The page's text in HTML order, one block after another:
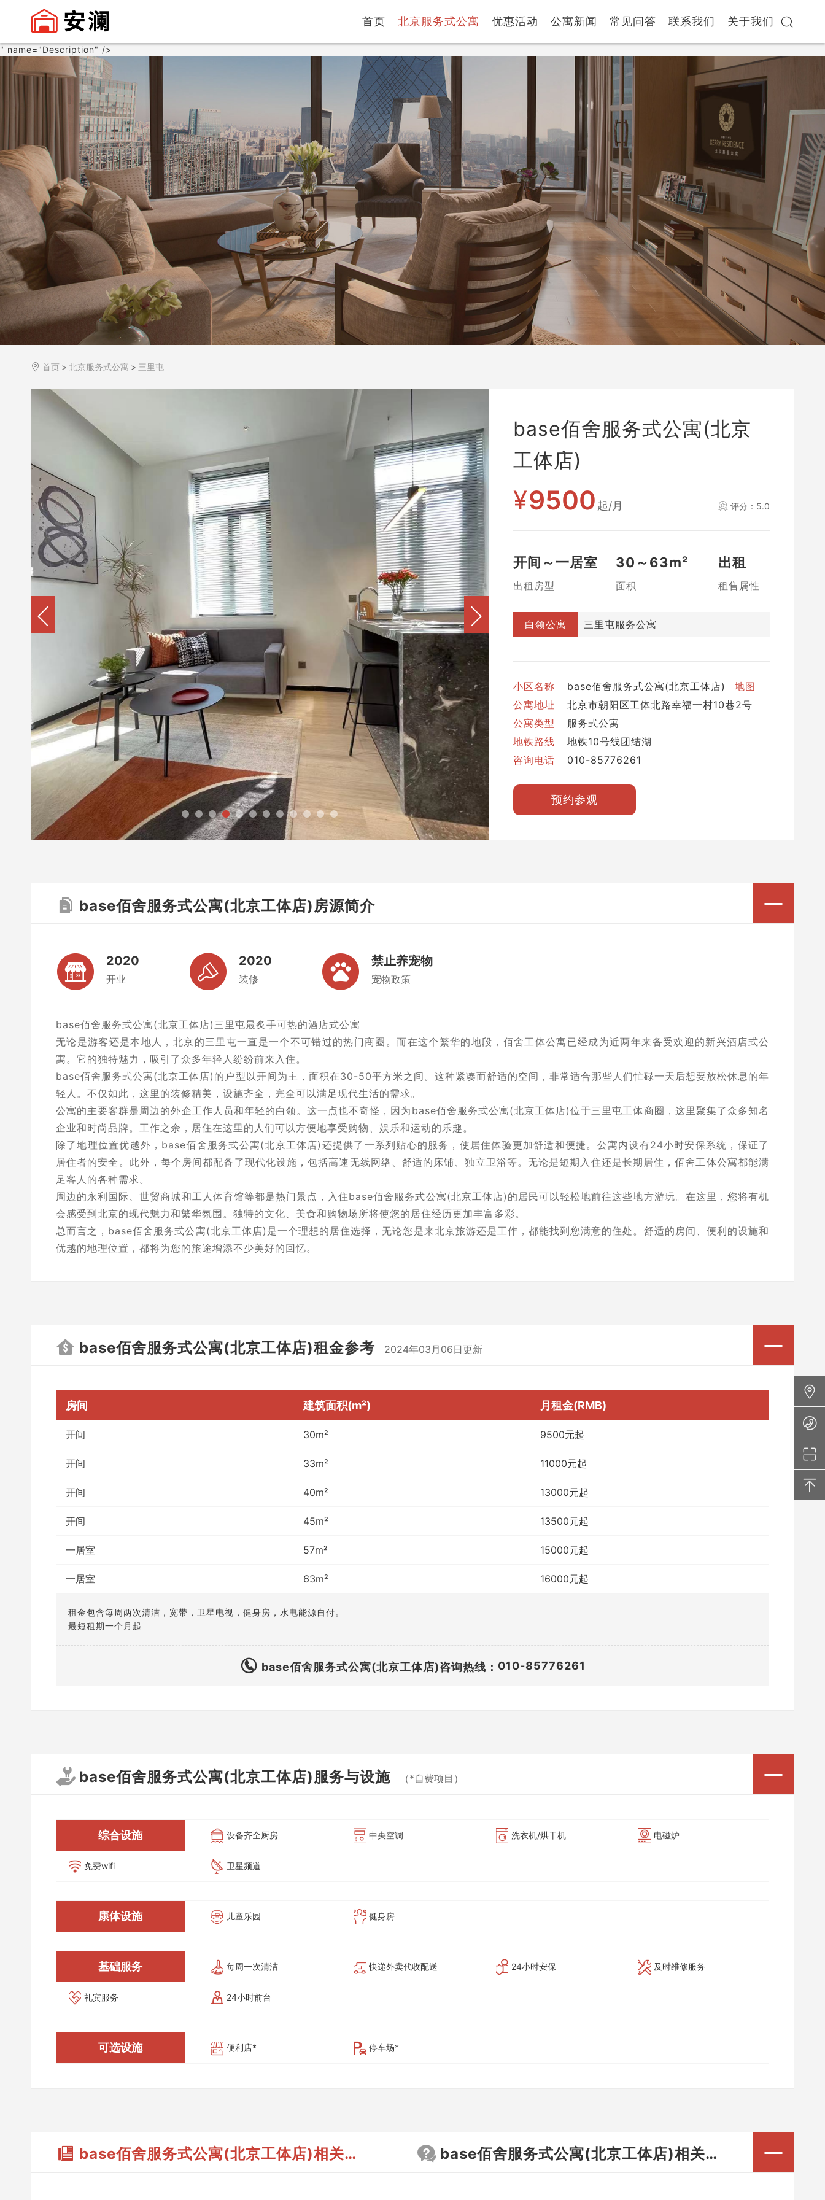
" name="Description" />
首页 北京服务式公寓 优惠活动 公寓新闻 常见问答 联系我们 关于我们
首页 > 北京服务式公寓 > 三里屯
base佰舍服务式公寓(北京
工体店)
¥9500 起/月 评分：5.0
开间～一居室
出租房型
30～63m²
面积
出租
租售属性
白领公寓 三里屯服务公寓
小区名称 base佰舍服务式公寓(北京工体店)
地图
公寓地址
北京市朝阳区工体北路幸福一村10巷2号
公寓类型
服务式公寓
地铁路线
地铁10号线团结湖
咨询电话
010-85776261
预约参观
base佰舍服务式公寓(北京工体店)房源简介
2020
开业
2020
装修
禁止养宠物
宠物政策
base佰舍服务式公寓(北京工体店)三里屯最炙手可热的酒店式公寓
无论是游客还是本地人，北京的三里屯一直是一个不可错过的热门商圈。而在这个繁华的地段，佰舍工体公寓已经成为近两年来备受欢迎的新兴酒店式公
寓。它的独特魅力，吸引了众多年轻人纷纷前来入住。
base佰舍服务式公寓(北京工体店)的户型以开间为主，面积在30-50平方米之间。这种紧凑而舒适的空间，非常适合那些人们忙碌一天后想要放松休息的年
轻人。不仅如此，这里的装修精美，设施齐全，完全可以满足现代生活的需求。
公寓的主要客群是周边的外企工作人员和年轻的白领。这一点也不奇怪，因为base佰舍服务式公寓(北京工体店)位于三里屯工体商圈，这里聚集了众多知名
企业和时尚品牌。工作之余，居住在这里的人们可以方便地享受购物、娱乐和运动的乐趣。
除了地理位置优越外，base佰舍服务式公寓(北京工体店)还提供了一系列贴心的服务，使居住体验更加舒适和便捷。公寓内设有24小时安保系统，保证了
居住者的安全。此外，每个房间都配备了现代化设施，包括高速无线网络、舒适的床铺、独立卫浴等。无论是短期入住还是长期居住，佰舍工体公寓都能满
足客人的各种需求。
周边的永利国际、世贸商城和工人体育馆等都是热门景点，入住base佰舍服务式公寓(北京工体店)的居民可以轻松地前往这些地方游玩。在这里，您将有机
会感受到北京的现代魅力和繁华氛围。独特的文化、美食和购物场所将使您的居住经历更加丰富多彩。
总而言之，base佰舍服务式公寓(北京工体店)是一个理想的居住选择，无论您是来北京旅游还是工作，都能找到您满意的住处。舒适的房间、便利的设施和
优越的地理位置，都将为您的旅途增添不少美好的回忆。
base佰舍服务式公寓(北京工体店)租金参考 2024年03月06日更新
房间 建筑面积(m²) 月租金(RMB)
开间 30m² 9500元起
开间 33m² 11000元起
开间 40m² 13000元起
开间 45m² 13500元起
一居室 57m² 15000元起
一居室 63m² 16000元起
租金包含每周两次清洁，宽带，卫星电视，健身房，水电能源自付。
最短租期一个月起
base佰舍服务式公寓(北京工体店)咨询热线： 010-85776261
base佰舍服务式公寓(北京工体店)服务与设施 （*自费项目）
综合设施 设备齐全厨房 中央空调 洗衣机/烘干机 电磁炉
免费wifi 卫星频道
康体设施 儿童乐园 健身房
基础服务 每周一次清洁 快递外卖代收配送 24小时安保 及时维修服务
礼宾服务 24小时前台
可选设施 便利店* 停车场*
base佰舍服务式公寓(北京工体店)相关新闻 base佰舍服务式公寓(北京工体店)相关问答